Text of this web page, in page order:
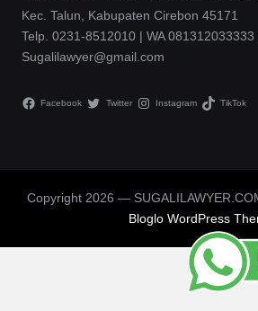
Kec. Talun, Kabupaten Cirebon 45171
Telp. 0231-8512010 | WA 081312033333
Sugalilawyer@gmail.com
Facebook Twitter Instagram TikTok
Copyright 2026 —
Bloglo WordPress